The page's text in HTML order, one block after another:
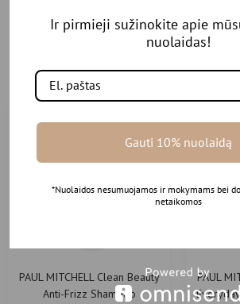
prekės
PAUL MITCHELL Clean Beauty
Anti-Frizz Shampoo
PAUL
Ir pirmieji sužinokite apie
nuolaidas!
Gauti 10% nuolaidą
*Nuolaidos nesumuojamos ir mokymams bei
netaikomos